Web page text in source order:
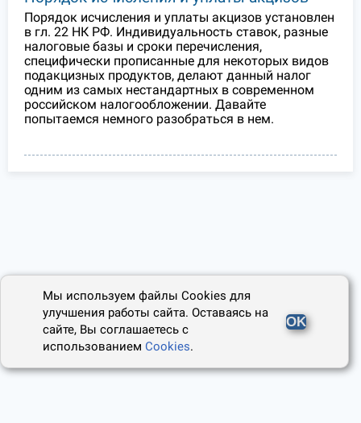
Порядок исчисления и уплаты акцизов установлен
в гл. 22 НК РФ. Индивидуальность ставок, разные
налоговые базы и сроки перечисления,
специфически прописанные для некоторых видов
подакцизных продуктов, делают данный налог
одним из самых нестандартных в современном
российском налогообложении. Давайте
попытаемся немного разобраться в нем.
Мы используем файлы Cookies для
улучшения работы сайта. Оставаясь на
сайте, Вы соглашаетесь с
использованиемCookies.
OK